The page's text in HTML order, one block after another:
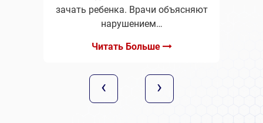
зачать ребенка. Врачи объясняют
нарушением…
Читать Больше
‹ ›